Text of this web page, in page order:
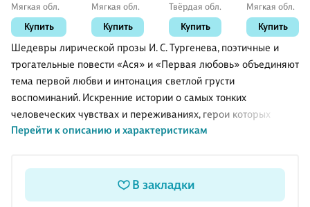
Шедевры лирической прозы И. С. Тургенева, поэтичные и
трогательные повести «Ася» и «Первая любовь» объединяют
тема первой любви и интонация светлой грусти
воспоминаний. Искренние истории о самых тонких
человеческих чувствах и переживаниях, герои которых
проходят «испытание любовью», проникнуты сожалением о
Перейти к описанию и характеристикам
Мягкая обл.
Купить
Мягкая обл.
Купить
Твёрдая обл.
Купить
Мягкая обл.
Купить
В закладки